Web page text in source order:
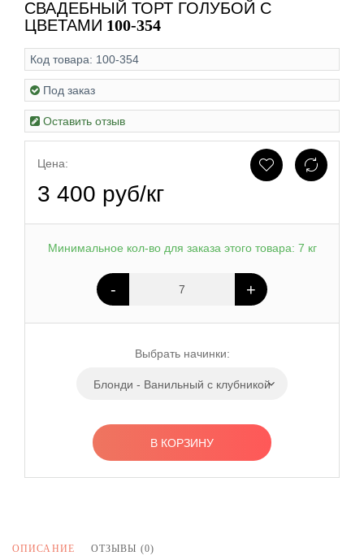
СВАДЕБНЫЙ ТОРТ ГОЛУБОЙ С
ЦВЕТАМИ 100-354
Код товара: 100-354
Под заказ
Оставить отзыв
Цена:
3 400 руб/кг
Минимальное кол-во для заказа этого товара: 7 кг
- +
Выбрать начинки:
Блонди - Ванильный с клубникой
В КОРЗИНУ
ОПИСАНИЕ ОТЗЫВЫ (0)